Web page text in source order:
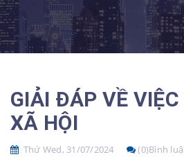
GIẢI ĐÁP VỀ
XÃ HỘI
Thứ Wed, 31/07/2024 (0)Bình